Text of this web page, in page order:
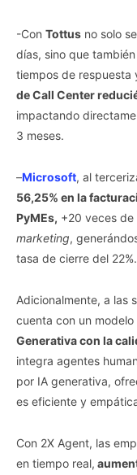
-Con Tottus no solo
días, sino que
tiempos de respuesta
de Call Center
impactando
3 meses.
–Microsoft, al
56,25% en la
PyMEs, +20 veces de
marketing,
tasa de cierre del 22%.
Adicionalmente, a las
cuenta con un
Generativa con la
integra agentes
por IA generativa,
es eficiente y
Con 2X Agent, las
en tiempo real,